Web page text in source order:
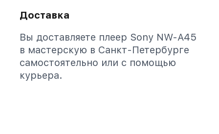
Доставка
Вы доставляете плеер Sony NW-A45
в мастерскую в Санкт-Петербурге
самостоятельно или с помощью
курьера.